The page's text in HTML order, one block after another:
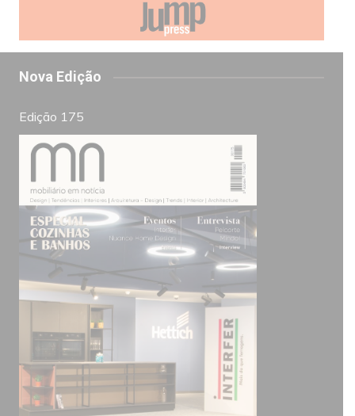
Nova Edição
Edição 175